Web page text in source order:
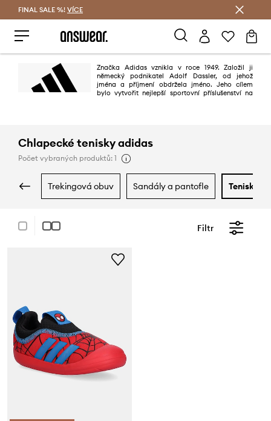
FINAL SALE %! VÍCE
Značka Adidas vznikla v roce 1949. Založil ji
německý podnikatel Adolf Dassler, od jehož
jména a příjmení obdržela jméno. Jeho cílem
bylo vytvořit nejlepší sportovní příslušenství na
Chlapecké tenisky adidas
Počet vybraných produktů: 1
trekingová obuv sandály a pantofle tenisky a
Filtr